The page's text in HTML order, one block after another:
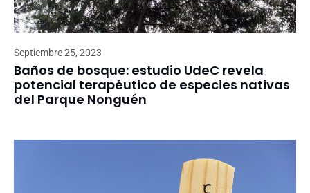
Septiembre 25, 2023
Baños de bosque: estudio UdeC revela
potencial terapéutico de especies nativas
del Parque Nonguén